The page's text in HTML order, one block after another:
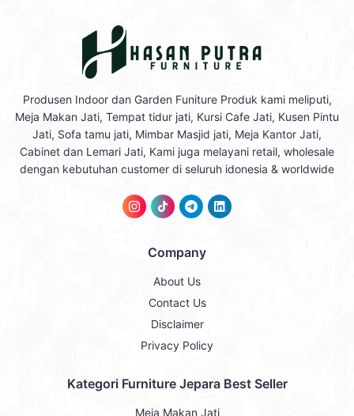
Produsen Indoor dan Garden Funiture Produk kami meliputi,
Meja Makan Jati, Tempat tidur jati, Kursi Cafe Jati, Kusen Pintu
Jati, Sofa tamu jati, Mimbar Masjid jati, Meja Kantor Jati,
Cabinet dan Lemari Jati, Kami juga melayani retail, wholesale
dengan kebutuhan customer di seluruh idonesia & worldwide
Company
About Us
Contact Us
Disclaimer
Privacy Policy
Kategori Furniture Jepara Best Seller
Meja Makan Jati